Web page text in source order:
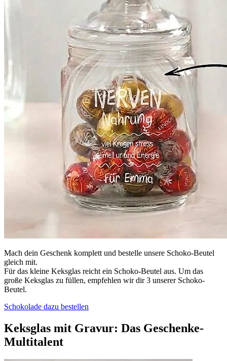
Mach dein Geschenk komplett und bestelle unsere Schoko-Beutel
gleich mit.
Für das kleine Keksglas reicht ein Schoko-Beutel aus. Um das
große Keksglas zu füllen, empfehlen wir dir 3 unserer Schoko-
Beutel.
Schokolade dazu bestellen
Keksglas mit Gravur: Das Geschenke-
Multitalent